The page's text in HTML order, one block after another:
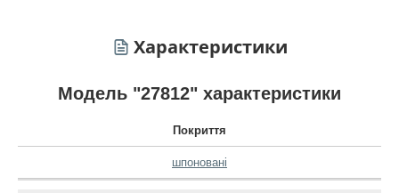
Характеристики
Модель "27812" характеристики
Покриття
шпоновані